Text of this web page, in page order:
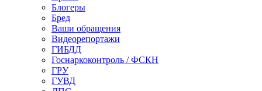
Блогеры
Бред
Ваши обращения
Видеорепортажи
ГИБДД
Госнаркоконтроль / ФСКН
ГРУ
ГУВД